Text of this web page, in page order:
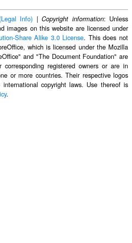
Info) |Copyright information: Unless
images on this website are licensed under
Share Alike 3.0 License. This does not
which is licensed under the Mozilla
and "The Document Foundation" are
corresponding registered owners or are in
or more countries. Their respective logos
copyright laws. Use thereof is
.